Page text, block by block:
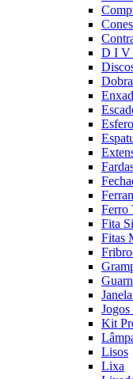
D I V
Ferro
Fita
Fitas
Jogos
Kit
Lisos
Lixa